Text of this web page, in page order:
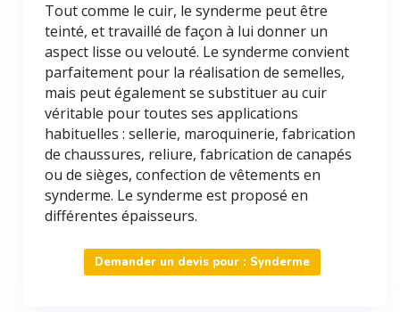
Tout comme le cuir, le synderme peut être
teinté, et travaillé de façon à lui donner un
aspect lisse ou velouté. Le synderme convient
parfaitement pour la réalisation de semelles,
mais peut également se substituer au cuir
véritable pour toutes ses applications
habituelles : sellerie, maroquinerie, fabrication
de chaussures, reliure, fabrication de canapés
ou de sièges, confection de vêtements en
synderme. Le synderme est proposé en
différentes épaisseurs.
Demander un devis pour : Synderme